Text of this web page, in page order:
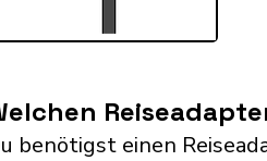
benötigst einen